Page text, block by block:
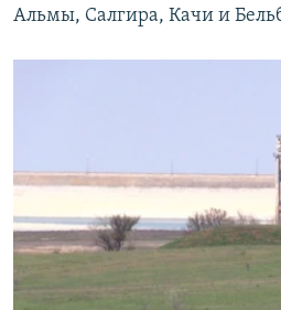
Альмы, Салгира, Качи и